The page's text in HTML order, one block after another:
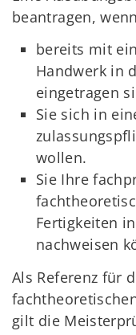
beantragen,
bereits mit
Handwerk in
eingetragen
Sie sich in
wollen.
Sie Ihre
Fertigkeiten
nachweisen
Als Referenz für
gilt die